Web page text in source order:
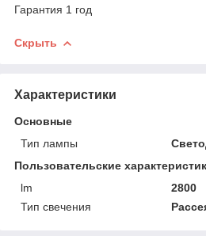
Гарантия 1 год
Скрыть
Характеристики
Основные
Тип лампы
Пользовательские
lm
2800
Тип свечения